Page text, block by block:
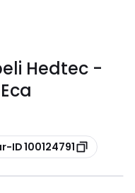
Hedtec -
ID 100124791